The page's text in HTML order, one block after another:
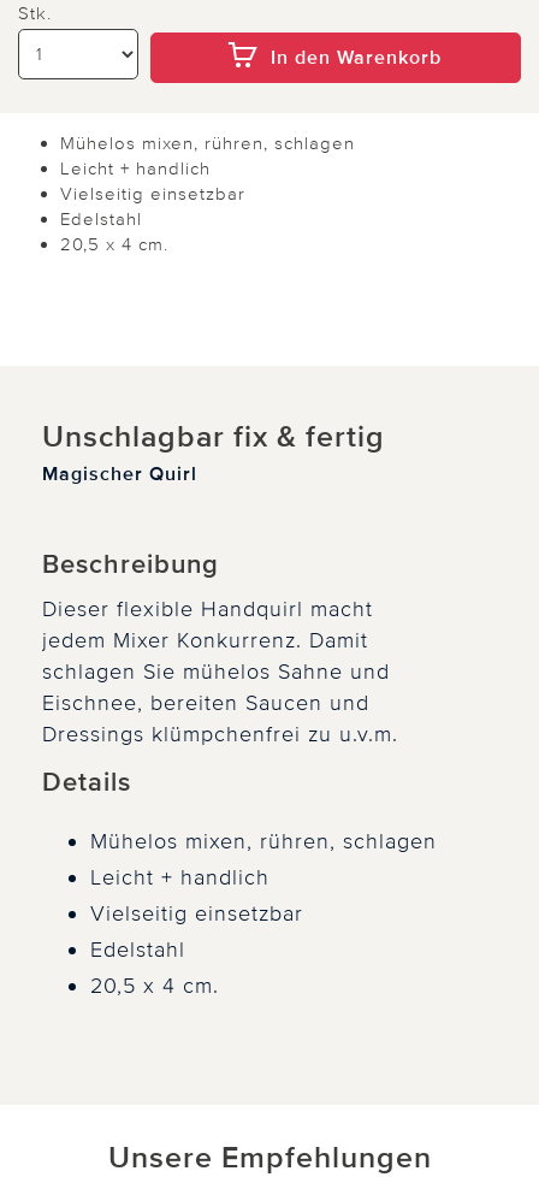
Stk.
In den Warenkorb
Mühelos mixen, rühren, schlagen
Leicht + handlich
Vielseitig einsetzbar
Edelstahl
20,5 x 4 cm.
Unschlagbar fix & fertig
Magischer Quirl
Beschreibung
Dieser flexible Handquirl macht
jedem Mixer Konkurrenz. Damit
schlagen Sie mühelos Sahne und
Eischnee, bereiten Saucen und
Dressings klümpchenfrei zu u.v.m.
Details
Mühelos mixen, rühren, schlagen
Leicht + handlich
Vielseitig einsetzbar
Edelstahl
20,5 x 4 cm.
Unsere Empfehlungen